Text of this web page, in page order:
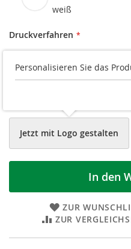
weiß
Druckverfahren
Datei hochladen
Jetzt mit Logo gestalten
In den
ZUR
ZUR
Personalisieren Sie das